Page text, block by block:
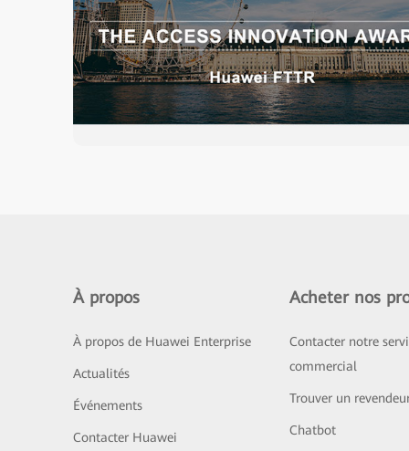
À propos
À propos de Huawei Enterprise
Actualités
Événements
Contacter Huawei
Acheter nos
Contacter notre
commercial
Trouver un
Chatbot